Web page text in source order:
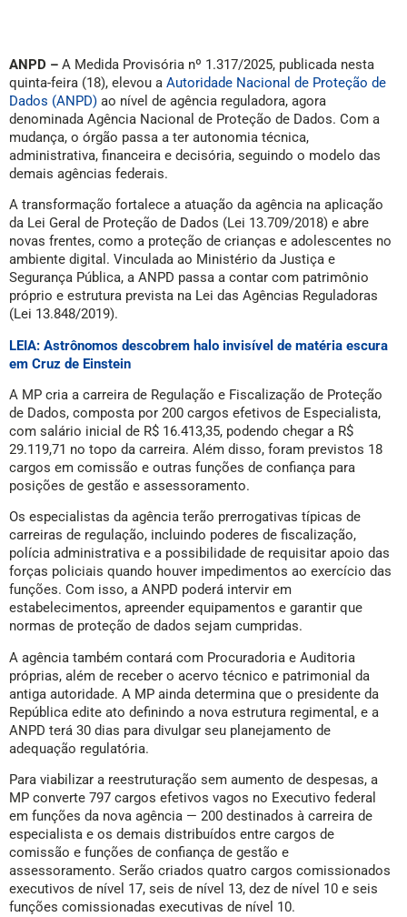
ANPD – A Medida Provisória nº 1.317/2025, publicada nesta
quinta-feira (18), elevou a Autoridade Nacional de Proteção de
Dados (ANPD) ao nível de agência reguladora, agora
denominada Agência Nacional de Proteção de Dados. Com a
mudança, o órgão passa a ter autonomia técnica,
administrativa, financeira e decisória, seguindo o modelo das
demais agências federais.
A transformação fortalece a atuação da agência na aplicação
da Lei Geral de Proteção de Dados (Lei 13.709/2018) e abre
novas frentes, como a proteção de crianças e adolescentes no
ambiente digital. Vinculada ao Ministério da Justiça e
Segurança Pública, a ANPD passa a contar com patrimônio
próprio e estrutura prevista na Lei das Agências Reguladoras
(Lei 13.848/2019).
LEIA: Astrônomos descobrem halo invisível de matéria escura
em Cruz de Einstein
A MP cria a carreira de Regulação e Fiscalização de Proteção
de Dados, composta por 200 cargos efetivos de Especialista,
com salário inicial de R$ 16.413,35, podendo chegar a R$
29.119,71 no topo da carreira. Além disso, foram previstos 18
cargos em comissão e outras funções de confiança para
posições de gestão e assessoramento.
Os especialistas da agência terão prerrogativas típicas de
carreiras de regulação, incluindo poderes de fiscalização,
polícia administrativa e a possibilidade de requisitar apoio das
forças policiais quando houver impedimentos ao exercício das
funções. Com isso, a ANPD poderá intervir em
estabelecimentos, apreender equipamentos e garantir que
normas de proteção de dados sejam cumpridas.
A agência também contará com Procuradoria e Auditoria
próprias, além de receber o acervo técnico e patrimonial da
antiga autoridade. A MP ainda determina que o presidente da
República edite ato definindo a nova estrutura regimental, e a
ANPD terá 30 dias para divulgar seu planejamento de
adequação regulatória.
Para viabilizar a reestruturação sem aumento de despesas, a
MP converte 797 cargos efetivos vagos no Executivo federal
em funções da nova agência — 200 destinados à carreira de
especialista e os demais distribuídos entre cargos de
comissão e funções de confiança de gestão e
assessoramento. Serão criados quatro cargos comissionados
executivos de nível 17, seis de nível 13, dez de nível 10 e seis
funções comissionadas executivas de nível 10.